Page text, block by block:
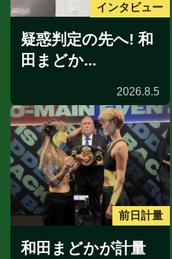
インタビュー
疑惑判定の先へ! 和
田まどか...
2026.8.5
前日計量
和田まどかが計量